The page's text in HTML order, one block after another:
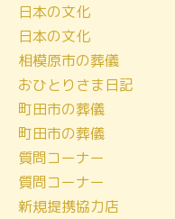
日本の文化
日本の文化
相模原市の葬儀
おひとりさま日記
町田市の葬儀
町田市の葬儀
質問コーナー
質問コーナー
新規提携協力店